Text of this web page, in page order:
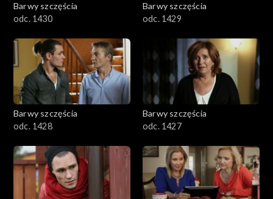
Barwy szczęścia
odc. 1430
Barwy szczęścia
odc. 1429
Barwy szczęścia
odc. 1428
Barwy szczęścia
odc. 1427